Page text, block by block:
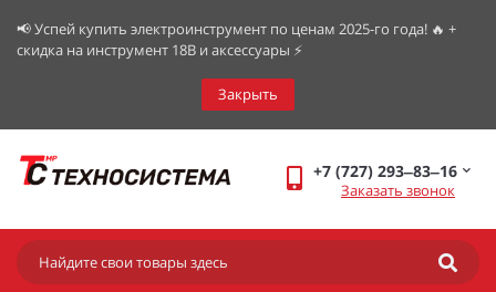
📢 Успей купить электроинструмент по ценам 2025-го года! 🔥 +
скидка на инструмент 18В и аксессуары ⚡️
Закрыть
+7 (727) 293‒83‒16
Заказать звонок